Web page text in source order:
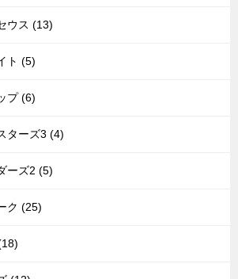
ウス (13)
ト (5)
プ (6)
ターズ3 (4)
ーズ2 (5)
ク (25)